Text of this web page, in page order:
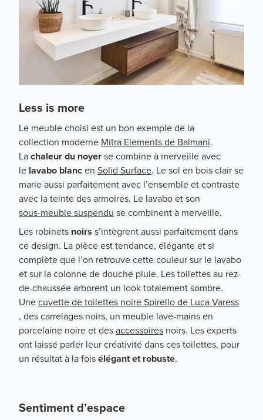
Less is more
Le meuble choisi est un bon exemple de la
collection moderne Mitra Elements de Balmani.
Lachaleur du noyerse combine à merveille avec
le lavabo blancen Solid Surface. Le sol en bois clair se
marie aussi parfaitement avec l’ensemble et contraste
avec la teinte des armoires. Le lavabo et son
sous-meuble suspendu se combinent à merveille.
Les robinets noirs s’intègrent aussi parfaitement dans
ce design. La pièce est tendance, élégante et si
complète que l’on retrouve cette couleur sur le lavabo
et sur la colonne de douche pluie. Les toilettes au rez-
de-chaussée arborent un look totalement sombre.
Unecuvette de toilettes noire Spirello de Luca Varess
, des carrelages noirs, un meuble lave-mains en
porcelaine noire et desaccessoires noirs. Les experts
ont laissé parler leur créativité dans ces toilettes, pour
un résultat à la foisélégant et robuste.
Sentiment d’espace